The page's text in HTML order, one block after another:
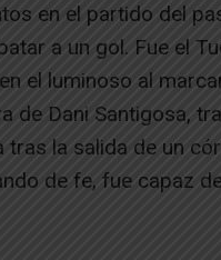
en el partido del
a un gol. Fue el
el luminoso al
de Dani Santigosa,
tras la salida de un
de fe, fue capaz